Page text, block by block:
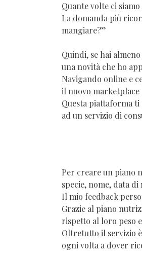
Quante volte ci
La domanda più
mangiare?”
Quindi, se hai
una novità che ho
Navigando online e
il nuovo marketplace
Questa piattaforma
ad un servizio di
Per creare un piano
specie, nome, data
Il mio feedback
Grazie al piano
rispetto al loro peso
Oltretutto il servizio
ogni volta a dover